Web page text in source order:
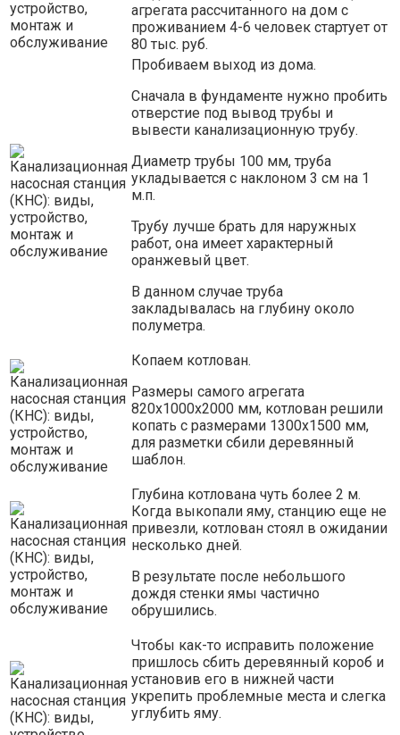
агрегата рассчитанного на дом с
проживанием 4-6 человек стартует от
80 тыс. руб.
Пробиваем выход из дома.
Сначала в фундаменте нужно пробить
отверстие под вывод трубы и
вывести канализационную трубу.
Диаметр трубы 100 мм, труба
укладывается с наклоном 3 см на 1
м.п.
Трубу лучше брать для наружных
работ, она имеет характерный
оранжевый цвет.
В данном случае труба
закладывалась на глубину около
полуметра.
Копаем котлован.
Размеры самого агрегата
820х1000х2000 мм, котлован решили
копать с размерами 1300х1500 мм,
для разметки сбили деревянный
шаблон.
Глубина котлована чуть более 2 м.
Когда выкопали яму, станцию еще не
привезли, котлован стоял в ожидании
несколько дней.
В результате после небольшого
дождя стенки ямы частично
обрушились.
Чтобы как-то исправить положение
пришлось сбить деревянный короб и
установив его в нижней части
укрепить проблемные места и слегка
углубить яму.